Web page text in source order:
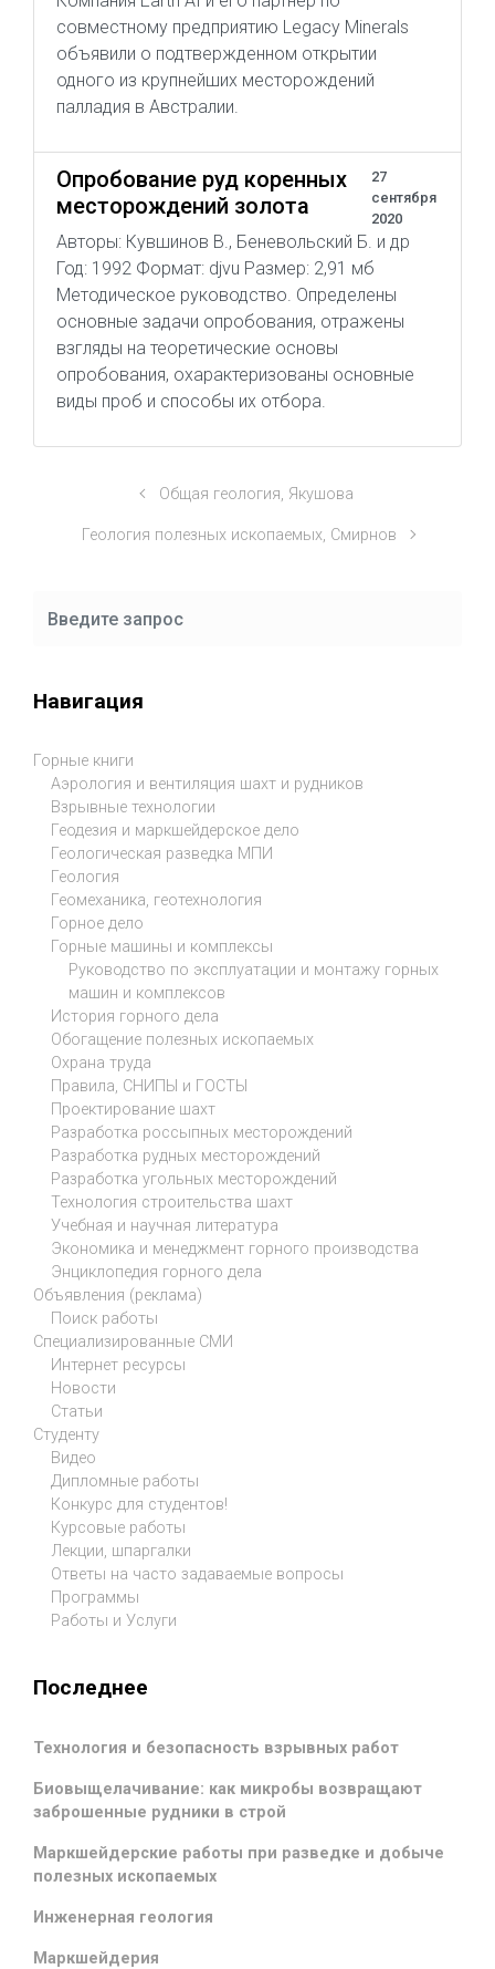
совместному предприятию Legacy Minerals
объявили о подтвержденном открытии
одного из крупнейших месторождений
палладия в Австралии.
Опробование руд коренных
месторождений золота
27
сентября
2020
Авторы: Кувшинов В., Беневольский Б. и др
Год: 1992 Формат: djvu Размер: 2,91 мб
Методическое руководство. Определены
основные задачи опробования, отражены
взгляды на теоретические основы
опробования, охарактеризованы основные
виды проб и способы их отбора.
Общая геология, Якушова
Геология полезных ископаемых, Смирнов
Навигация
Горные книги
Аэрология и вентиляция шахт и рудников
Взрывные технологии
Геодезия и маркшейдерское дело
Геологическая разведка МПИ
Геология
Геомеханика, геотехнология
Горное дело
Горные машины и комплексы
Руководство по эксплуатации и монтажу горных
машин и комплексов
История горного дела
Обогащение полезных ископаемых
Охрана труда
Правила, СНИПЫ и ГОСТЫ
Проектирование шахт
Разработка россыпных месторождений
Разработка рудных месторождений
Разработка угольных месторождений
Технология строительства шахт
Учебная и научная литература
Экономика и менеджмент горного производства
Энциклопедия горного дела
Объявления (реклама)
Поиск работы
Специализированные СМИ
Интернет ресурсы
Новости
Статьи
Студенту
Видео
Дипломные работы
Конкурс для студентов!
Курсовые работы
Лекции, шпаргалки
Ответы на часто задаваемые вопросы
Программы
Работы и Услуги
Последнее
Технология и безопасность взрывных работ
Биовыщелачивание: как микробы возвращают
заброшенные рудники в строй
Маркшейдерские работы при разведке и добыче
полезных ископаемых
Инженерная геология
Маркшейдерия